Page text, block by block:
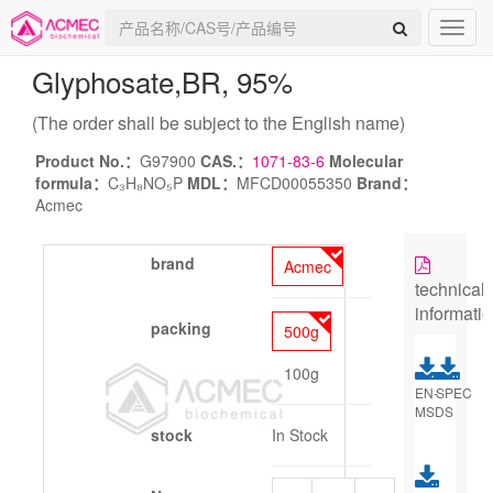
Glyphosate,BR, 95%
(The order shall be subject to the English name)
Product No.： G97900 CAS.： 1071-83-6 Molecular
formula： C₃H₈NO₅P MDL： MFCD00055350 Brand：
Acmec
brand Acmec
packing
500g
100g
stock In Stock
technical
EN-
MSDS
SPEC